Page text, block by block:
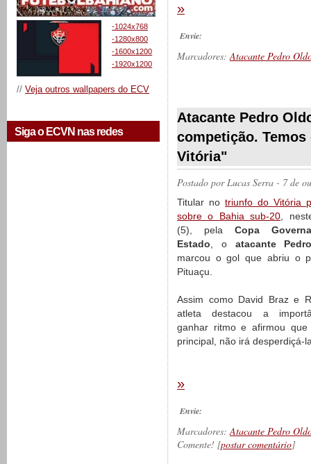
-1024x768
-1280x800
-1600x1200
-1920x1200
// Veja outros wallpapers do ECV
Siga o ECVN nas redes
»
Envie:
Marcadores: Atacante Pedro
Atacante Pedro
competição.
Vitória"
Postado porLucas Serra - 7 de
Titular no triunfo do Vitória
sobre o Bahia sub-20 ,
(5), pela Copa
Estado , o atacante
marcou o gol que abriu o
Pituaçu.
Assim como David Braz e
atleta destacou a
ganhar ritmo e afirmou
principal, não irá desperdiçá-
»
Envie:
Marcadores:Atacante Pedro
Comente! [postar comentário]